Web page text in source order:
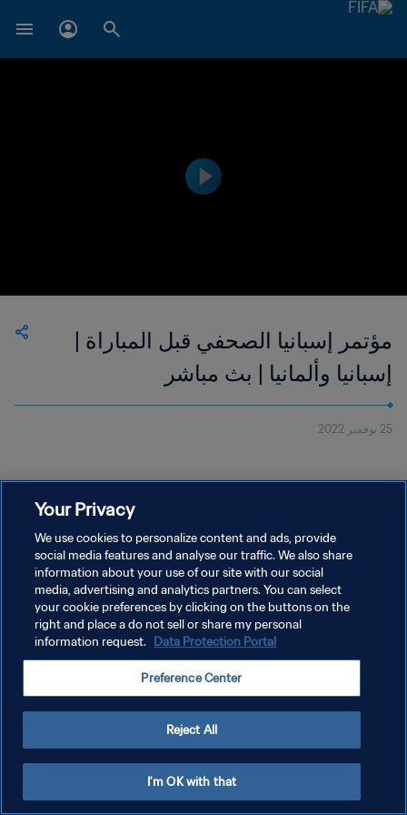
مؤتمر إسبانيا الصحفي قبل المباراة |
إسبانيا وألمانيا | بث مباشر
25 نوفمبر 2022
سياسة الخصوصية
شروط الخدمة
إدارة تفضيلات ملفات تعريف الارتباط
Your Privacy
We use cookies to personalize content and ads, provide
social media features and analyse our traffic. We also share
information about your use of our site with our social
media, advertising and analytics partners. You can select
your cookie preferences by clicking on the buttons on the
right and place a do not sell or share my personal
information request. Data Protection Portal
Preference Center
Reject All
I'm OK with that